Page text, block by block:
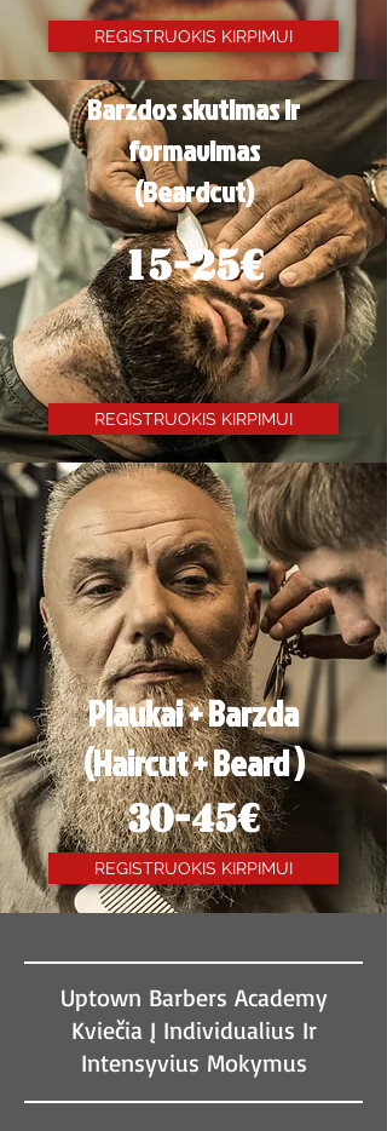
REGISTRUOKIS KIRPIMUI
Barzdos skutimas ir
formavimas
(Beardcut)
15-25€
REGISTRUOKIS KIRPIMUI
Plaukai + Barzda
(Haircut + Beard )
30-45€
REGISTRUOKIS KIRPIMUI
Uptown Barbers Academy
Kviečia Į Individualius Ir
Intensyvius Mokymus